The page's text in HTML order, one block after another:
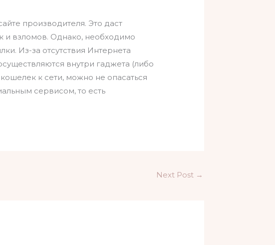
производителя. Это даст
и взломов. Однако, необходимо
Из-за отсутствия Интернета
внутри гаджета (либо
к сети, можно не опасаться
сервисом, то есть
Next Post →